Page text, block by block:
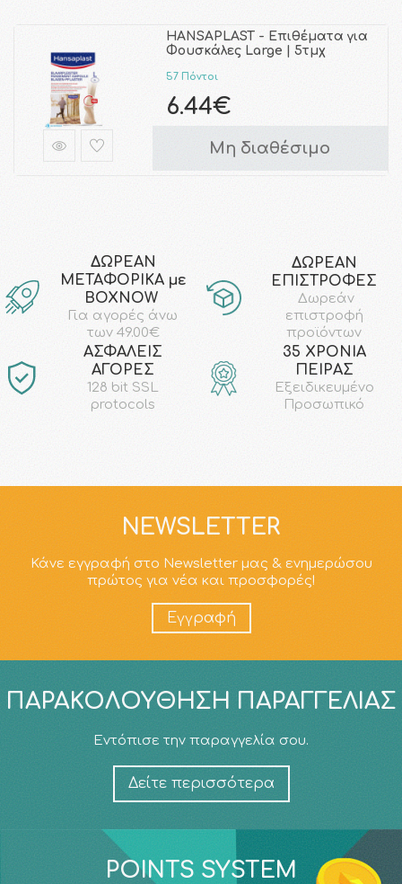
HANSAPLAST - Επιθέματα για
Φουσκάλες Large | 5τμχ
57 Πόντοι
6.44€
Μη διαθέσιμο
ΔΩΡΕΑΝ
ΜΕΤΑΦΟΡΙΚΑ με
ΒΟΧΝΟW
Για αγορές άνω
των 49.00€
ΔΩΡΕΑΝ
ΕΠΙΣΤΡΟΦΕΣ
Δωρεάν
επιστροφή
προϊόντων
AΣΦΑΛΕΙΣ
ΑΓΟΡΕΣ
128 bit SSL
protocols
35 ΧΡΟΝΙΑ
ΠΕΙΡΑΣ
Εξειδικευμένο
Προσωπικό
NEWSLETTER
Κάνε εγγραφή στο Newsletter μας & ενημερώσου
πρώτος για νέα και προσφορές!
Εγγραφή
ΠΑΡΑΚΟΛΟΎΘΗΣΗ ΠΑΡΑΓΓΕΛΊΑΣ
Εντόπισε την παραγγελία σου.
Δείτε περισσότερα
POINTS SYSTEM